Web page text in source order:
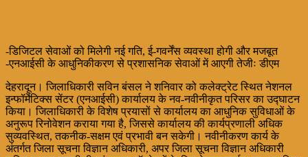
-डिजिटल सेवाओं को मिलेगी नई गति, ई-गवर्नेंस व्यवस्था होगी और मजबूत
-एनआईसी के आधुनिकीकरण से प्रशासनिक सेवाओं में आएगी तेजीः डीएम
देहरादून। जिलाधिकारी सविन बंसल ने शनिवार को कलेक्ट्रेट स्थित नेशनल
इन्फॉर्मेटिक्स सेंटर (एनआईसी) कार्यालय के नव-नवीनीकृत परिसर का उद्घाटन
किया। जिलाधिकारी के विशेष प्रयासों से कार्यालय का आधुनिक सुविधाओं के
अनुरूप रिनोवेशन कराया गया है, जिससे कार्यालय की कार्यप्रणाली अधिक
सुव्यवस्थित, तकनीक-सक्षम एवं प्रभावी बन सकेगी। नवीनीकरण कार्य के
अंतर्गत जिला सूचना विज्ञान अधिकारी, अपर जिला सूचना विज्ञान अधिकारी